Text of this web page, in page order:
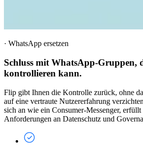
· WhatsApp ersetzen
Schluss mit WhatsApp-Gruppen,
kontrollieren kann.
Flip gibt Ihnen die Kontrolle zurück, ohne
auf eine vertraute Nutzererfahrung
sich an wie ein Consumer-Messenger, erfüllt
Anforderungen an Datenschutz und